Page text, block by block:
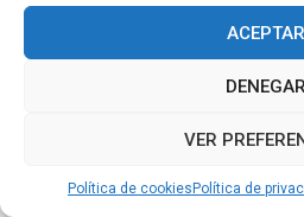
ACEPTAR
DENEGAR
VER
Política de cookies Política de